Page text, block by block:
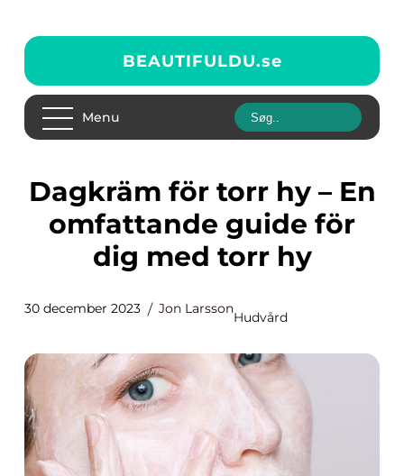
BEAUTIFULDU.se
Menu
Dagkräm för torr hy – En
omfattande guide för
dig med torr hy
30 december 2023 Jon Larsson
Hudvård